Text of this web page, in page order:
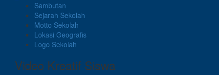
Sambutan
Sejarah Sekolah
Motto Sekolah
Lokasi Geografis
Logo Sekolah
Video Kreatif Siswa